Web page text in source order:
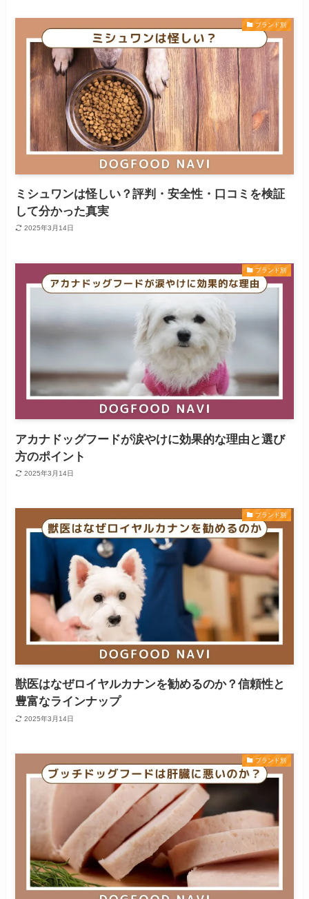
ブランド別
ミシュワンは怪しい？評判・安全性・口コミを検証
して分かった真実
2025年3月14日
ブランド別
アカナドッグフードが涙やけに効果的な理由と選び
方のポイント
2025年3月14日
ブランド別
獣医はなぜロイヤルカナンを勧めるのか？信頼性と
豊富なラインナップ
2025年3月14日
ブランド別